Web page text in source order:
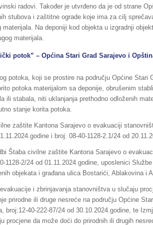
radovi. Također je utvrđeno da je od strane
stubova i zaštitne ograde koje ima za cilj
Na deponiji kod objekta u izgradnji
materijala.
potok” – Općina Stari Grad Sarajevo i
potoka, koji se prostire na području Općine Stari
potoka materijalom sa deponije, obrušenim
ili stabala, niti uklanjanja prethodno odloženih
stanje korita potoka.
zaštite Kantona Sarajevo o evakuaciji
i broj: 08-40-1128-2.1/24 od
Štaba civilne zaštite Kantona Sarajevo o
1128-2/24 od 01.11.2024.godine, uposlenici
objekata i građana ulica Bostarići, Ablakovina i
i zbrinjavanja stanovništva u slučaju
prirodne ili druge nesreće na području Općine
broj:12-40-222-87/24 od 30.10.2024.godine, te
procjene da može doći do prirodnih ili drugih